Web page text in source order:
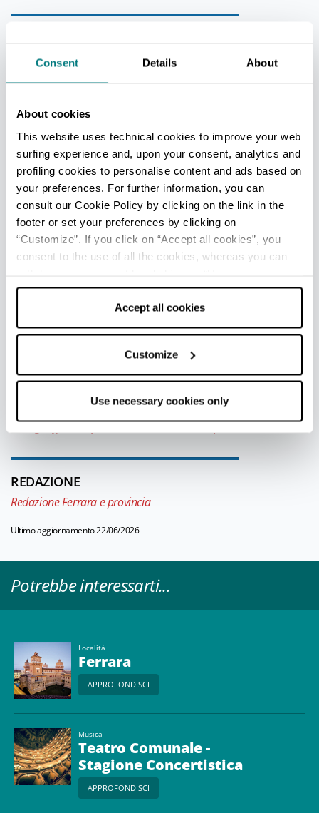
Consent Details About
About cookies
This website uses technical cookies to improve your web
surfing experience and, upon your consent, analytics and
profiling cookies to personalise content and ads based on
your preferences. For further information, you can
consult our Cookie Policy by clicking on the link in the
footer or set your preferences by clicking on
“Customize”. If you click on “Accept all cookies”, you
consent to the use of all the cookies, whereas you can
cookies only” and only the technical cookies for the
correct functioning of the website will be used.
Accept all cookies
Customize
Use necessary cookies only
LUOGO
Viale IV Novembre - Ferrara (Ferrara)
27 agosto - 6 settembre 2026
Vedi programma
Gratuito
CONTATTI
segreteria@contradadisangiacomo.it
official
UFFICI INFORMAZIONE TURISTICA
Ferrara - Ufficio Informazioni e Accoglienza Turistica (IAT-
Tutti gli uffici di informazione turistica della provincia
REDAZIONE
Redazione Ferrara e provincia
Ultimo aggiornamento 22/06/2026
Potrebbe interessarti...
Località
Ferrara
APPROFONDISCI
Musica
Teatro Comunale -
Stagione Concertistica
APPROFONDISCI